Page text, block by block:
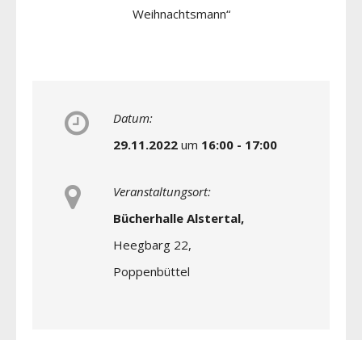
Datum:
29.11.2022 um 16:00 - 17:00
Veranstaltungsort:
Bücherhalle Alstertal,
Heegbarg 22,
Poppenbüttel